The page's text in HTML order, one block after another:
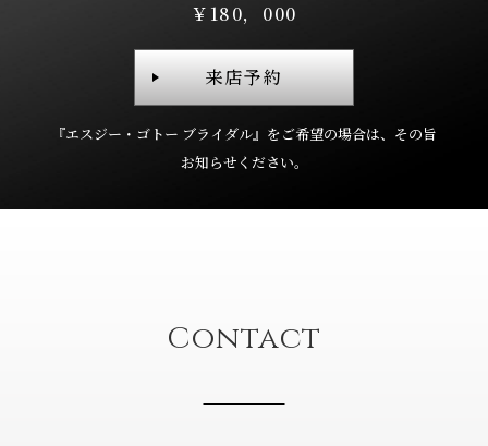
￥180，000
来店予約
『エスジー・ゴトー ブライダル』をご希望の場合は、 その旨
お知らせください。
Contact